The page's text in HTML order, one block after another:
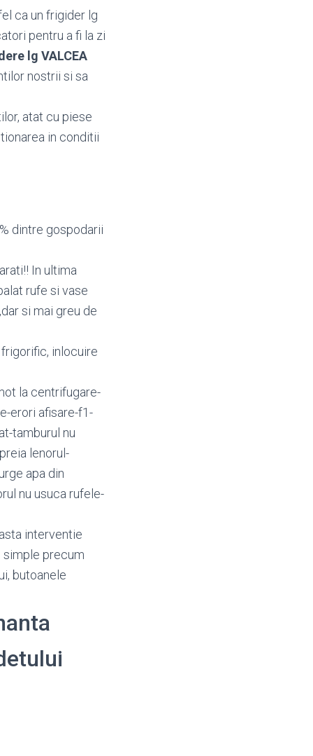
ca un frigider lg
pentru a fi la zi
lg VALCEA
nostrii si sa
atat cu piese
in conditii
dintre gospodarii
In ultima
rufe si vase
si mai greu de
inlocuire
la centrifugare-
erori afisare-f1-
tamburul nu
lenorul-
apa din
nu usuca rufele-
interventie
precum
butoanele